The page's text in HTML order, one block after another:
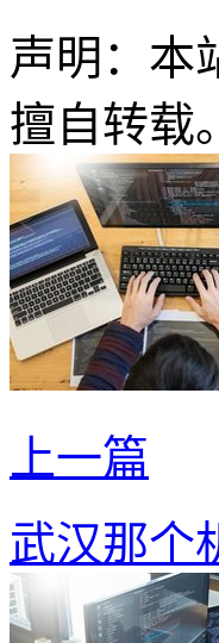
声明：本
擅自转载。
上一篇
武汉那个